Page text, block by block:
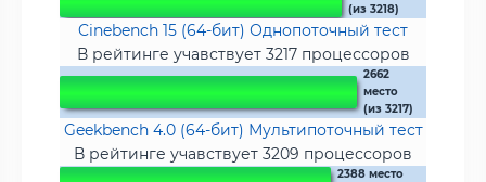
(из 3218)
Cinebench 15 (64-бит) Однопоточный тест
В рейтинге учавствует 3217 процессоров
2662
место
(из 3217)
Geekbench 4.0 (64-бит) Мультипоточный тест
В рейтинге учавствует 3209 процессоров
2388 место